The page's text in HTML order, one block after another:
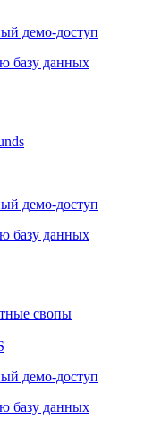
демо-доступ
базу данных
демо-доступ
базу данных
свопы
демо-доступ
базу данных